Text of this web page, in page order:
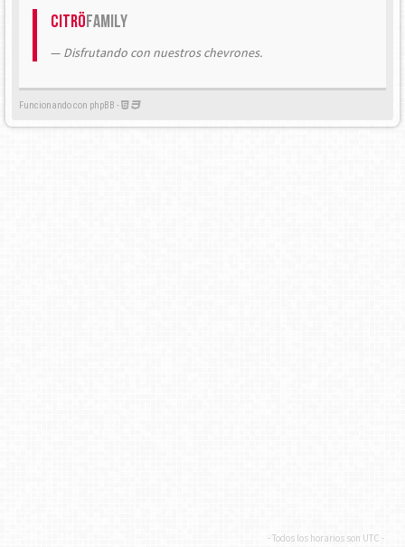
CitröFamily
Disfrutando con nuestros chevrones.
Funcionando con phpBB -
- Todos los horarios son UTC -